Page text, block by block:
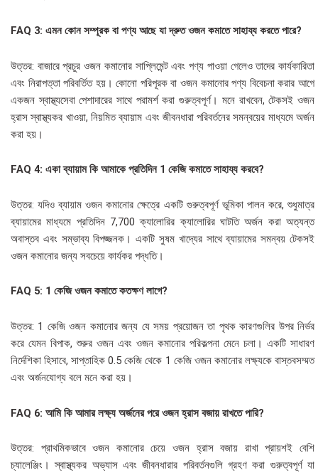
FAQ 3: এমন কোন সম্পূরক বা পণ্য আছে যা দ্রুত ওজন কমাতে সাহায্য করতে পারে?
উত্তর: বাজারে প্রচুর ওজন কমানোর সাপ্লিমেন্ট এবং পণ্য পাওয়া গেলেও তাদের কার্যকারিতা
এবং নিরাপত্তা পরিবর্তিত হয়। কোনো পরিপূরক বা ওজন কমানোর পণ্য বিবেচনা করার আগে
একজন স্বাস্থ্যসেবা পেশাদারের সাথে পরামর্শ করা গুরুত্বপূর্ণ। মনে রাখবেন, টেকসই ওজন
হ্রাস স্বাস্থ্যকর খাওয়া, নিয়মিত ব্যায়াম এবং জীবনধারা পরিবর্তনের সমন্বয়ের মাধ্যমে অর্জন
করা হয়।
FAQ 4: একা ব্যায়াম কি আমাকে প্রতিদিন 1 কেজি কমাতে সাহায্য করবে?
উত্তর: যদিও ব্যায়াম ওজন কমানোর ক্ষেত্রে একটি গুরুত্বপূর্ণ ভূমিকা পালন করে, শুধুমাত্র
ব্যায়ামের মাধ্যমে প্রতিদিন 7,700 ক্যালোরির ক্যালোরির ঘাটতি অর্জন করা অত্যন্ত
অবাস্তব এবং সম্ভাব্য বিপজ্জনক। একটি সুষম খাদ্যের সাথে ব্যায়ামের সমন্বয় টেকসই
ওজন কমানোর জন্য সবচেয়ে কার্যকর পদ্ধতি।
FAQ 5: 1 কেজি ওজন কমাতে কতক্ষণ লাগে?
উত্তর: 1 কেজি ওজন কমানোর জন্য যে সময় প্রয়োজন তা পৃথক কারণগুলির উপর নির্ভর
করে যেমন বিপাক, শুরুর ওজন এবং ওজন কমানোর পরিকল্পনা মেনে চলা। একটি সাধারণ
নির্দেশিকা হিসাবে, সাপ্তাহিক 0.5 কেজি থেকে 1 কেজি ওজন কমানোর লক্ষ্যকে বাস্তবসম্মত
এবং অর্জনযোগ্য বলে মনে করা হয়।
FAQ 6: আমি কি আমার লক্ষ্য অর্জনের পরে ওজন হ্রাস বজায় রাখতে পারি?
উত্তর: প্রাথমিকভাবে ওজন কমানোর চেয়ে ওজন হ্রাস বজায় রাখা প্রায়শই বেশি
চ্যালেঞ্জিং। স্বাস্থ্যকর অভ্যাস এবং জীবনধারার পরিবর্তনগুলি গ্রহণ করা গুরুত্বপূর্ণ যা